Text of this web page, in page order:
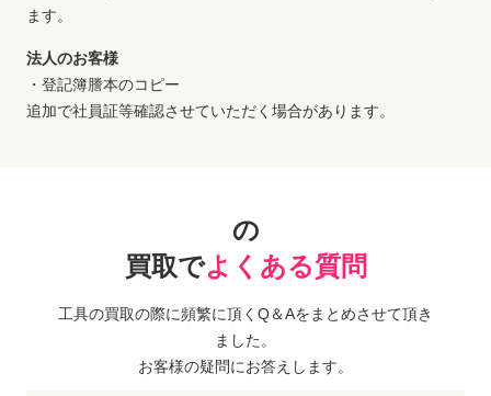
ます。
法人のお客様
・登記簿謄本のコピー
追加で社員証等確認させていただく場合があります。
の
買取でよくある質問
工具の買取の際に頻繁に頂くQ＆Aをまとめさせて頂き
ました。
お客様の疑問にお答えします。